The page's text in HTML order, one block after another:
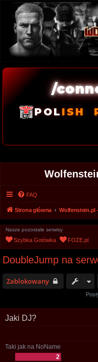
/
POL ISH
FAQ
Strona główna
Nasze pozostałe serwisy
Szybka Gotówka FOZE.pl
DoubleJump na
Zablokowany
Jaki DJ?
Taki jak na NoName
2